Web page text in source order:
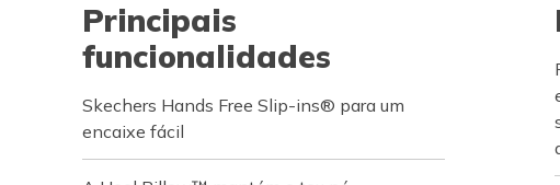
Principais
funcionalidades
Skechers Hands Free Slip-ins® para um
encaixe fácil